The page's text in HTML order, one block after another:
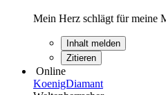
Mein Herz schlägt für meine
Inhalt melden
Zitieren
Online
KoenigDiamant